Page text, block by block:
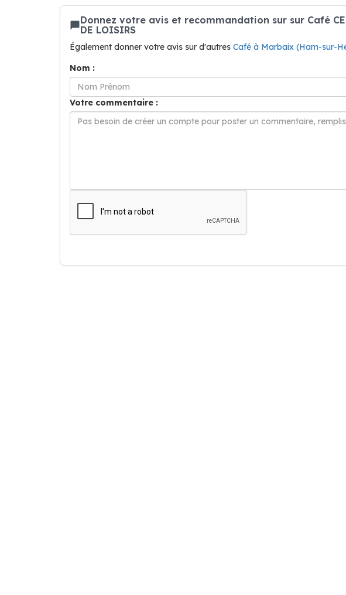
Donnez votre avis et recommandation sur sur Café
DE LOISIRS
Également donner votre avis sur d'autres Café à Marbaix (Ham-sur-
Nom :
Votre commentaire :